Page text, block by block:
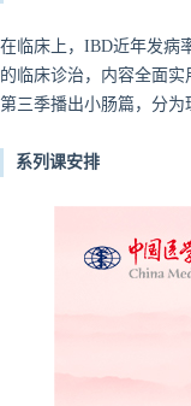
在临床上，IBD近年发病
的临床诊治，内容全面实
第三季播出小肠篇，分为
系列课安排